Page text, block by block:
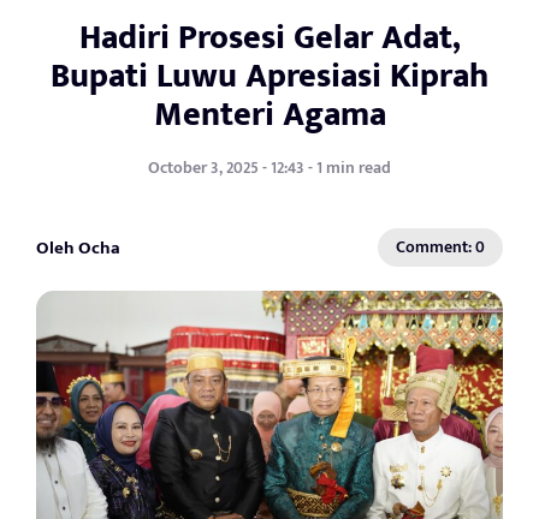
Hadiri Prosesi Gelar Adat,
Bupati Luwu Apresiasi Kiprah
Menteri Agama
October 3, 2025 - 12:43 - 1 min read
Oleh Ocha Comment: 0